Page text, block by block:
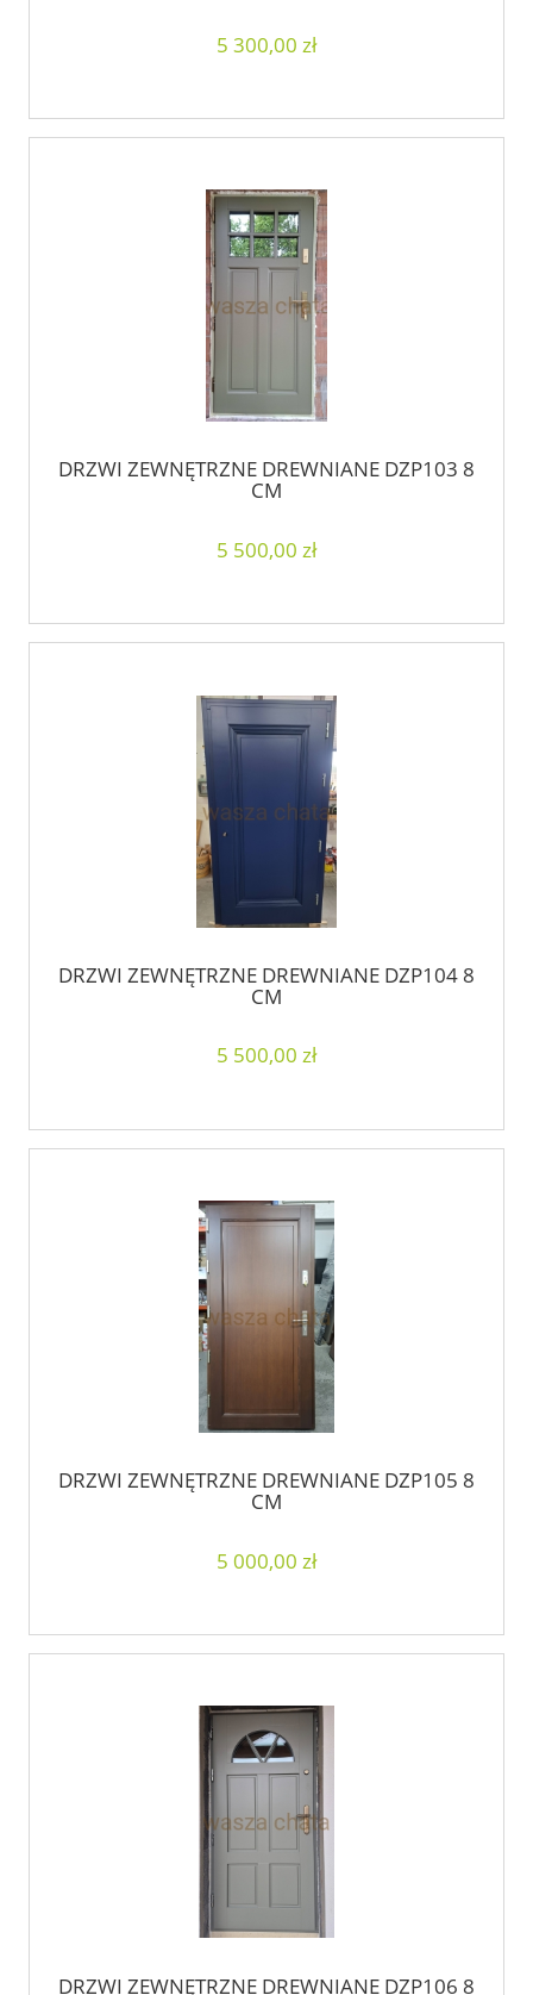
5 300,00 zł
DRZWI ZEWNĘTRZNE DREWNIANE DZP103 8
CM
5 500,00 zł
DRZWI ZEWNĘTRZNE DREWNIANE DZP104 8
CM
5 500,00 zł
DRZWI ZEWNĘTRZNE DREWNIANE DZP105 8
CM
5 000,00 zł
DRZWI ZEWNĘTRZNE DREWNIANE DZP106 8